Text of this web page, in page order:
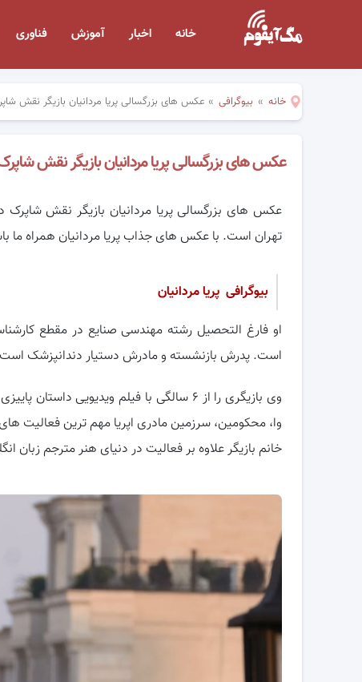
خانه اخبار آموزش فناوری
خانه » بیوگرافی » عکس های بزرگسالی پریا مردانیان بازیگر نقش
عکس های بزرگسالی پریا مردانیان بازیگر نقش
تهران است. با عکس های جذاب پریا مردانیان همراه ما
بیوگرافی پریا مردانیان
او فارغ التحصیل رشته مهندسی صنایع در مقطع
است. پدرش بازنشسته و مادرش دستیار دندانپزشک
وی بازیگری را از ۶ سالگی با فیلم ویدیویی
وا، محکومین، سرزمین مادری اپریا مهم ترین فعالیت
خانم بازیگر علاوه بر فعالیت در دنیای هنر مترجم زبان